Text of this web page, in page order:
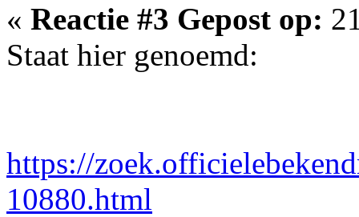
« Reactie #3 Gepost op:
Staat hier genoemd:
https://
10880.html